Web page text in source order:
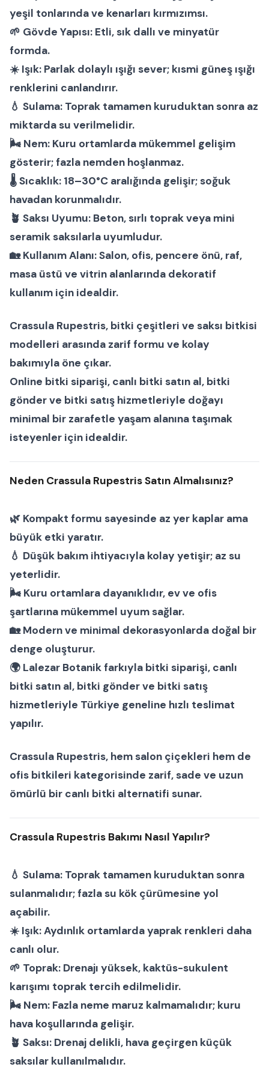
yeşil tonlarında ve kenarları kırmızımsı.
🌱 Gövde Yapısı: Etli, sık dallı ve minyatür
formda.
☀️ Işık: Parlak dolaylı ışığı sever; kısmi güneş ışığı
renklerini canlandırır.
💧 Sulama: Toprak tamamen kuruduktan sonra az
miktarda su verilmelidir.
🌬 Nem: Kuru ortamlarda mükemmel gelişim
gösterir; fazla nemden hoşlanmaz.
🌡Sıcaklık: 18–30°C aralığında gelişir; soğuk
havadan korunmalıdır.
🪴 Saksı Uyumu: Beton, sırlı toprak veya mini
seramik saksılarla uyumludur.
🏡Kullanım Alanı:Salon, ofis, pencere önü, raf,
masa üstü ve vitrin alanlarında dekoratif
kullanım için idealdir.
Crassula Rupestris, bitki çeşitleri ve saksı bitkisi
modelleri arasında zarif formu ve kolay
bakımıyla öne çıkar.
Online bitki siparişi, canlı bitki satın al, bitki
gönderve bitki satış hizmetleriyle doğayı
minimal bir zarafetle yaşam alanına taşımak
isteyenler için idealdir.
Neden Crassula Rupestris Satın Almalısınız?
🌿 Kompakt formu sayesinde az yer kaplar ama
büyük etki yaratır.
💧 Düşük bakım ihtiyacıyla kolay yetişir; az su
yeterlidir.
🌬 Kuru ortamlara dayanıklıdır, ev ve ofis
şartlarına mükemmel uyum sağlar.
🏡 Modern ve minimal dekorasyonlarda doğal bir
denge oluşturur.
🌍 Lalezar Botanik farkıyla bitki siparişi, canlı
bitki satın al, bitki gönderve bitki satış
hizmetleriyle Türkiye geneline hızlı teslimat
yapılır.
Crassula Rupestris, hemsalon çiçekleri hem de
ofis bitkileri kategorisinde zarif, sade ve uzun
ömürlü bir canlı bitki alternatifi sunar.
Crassula Rupestris Bakımı Nasıl Yapılır?
💧 Sulama: Toprak tamamen kuruduktan sonra
sulanmalıdır; fazla su kök çürümesine yol
açabilir.
☀️ Işık:Aydınlık ortamlarda yaprak renkleri daha
canlı olur.
🌱 Toprak: Drenajı yüksek, kaktüs-sukulent
karışımı toprak tercih edilmelidir.
🌬 Nem: Fazla neme maruz kalmamalıdır; kuru
hava koşullarında gelişir.
🪴 Saksı: Drenaj delikli, hava geçirgen küçük
saksılar kullanılmalıdır.